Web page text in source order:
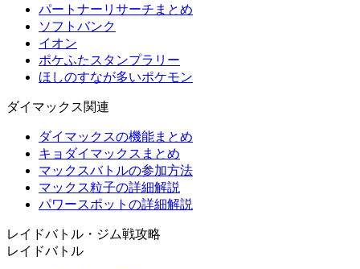
パートナーリサーチまとめ
ソフトバンク
イオン
ポケふたスタンプラリー
ほしのすなが多いポケモン
ダイマックス関連
ダイマックスの機能まとめ
キョダイマックスまとめ
マックスバトルの参加方法
マックス粒子の詳細解説
パワースポットの詳細解説
レイドバトル・ジム戦攻略
レイドバトル